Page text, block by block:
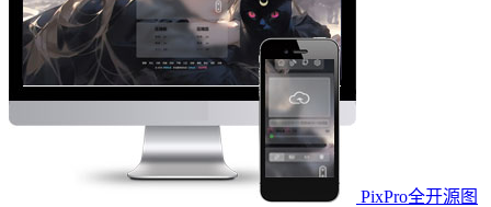
PixPro全开源图